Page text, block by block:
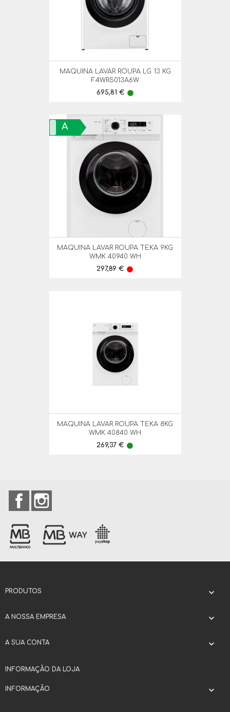
MAQUINA LAVAR ROUPA LG 13 KG
F4WR5013A6W
Preço
695,81 € lens
MAQUINA LAVAR ROUPA TEKA 9KG
WMK 40940 WH
Preço
297,89 € lens
A
MAQUINA LAVAR ROUPA TEKA 8KG
WMK 40840 WH
Preço
269,37 € lens
Facebook
PRODUTOS 
A NOSSA EMPRESA 
A SUA CONTA 
INFORMAÇÃO DA LOJA
INFORMAÇÃO 